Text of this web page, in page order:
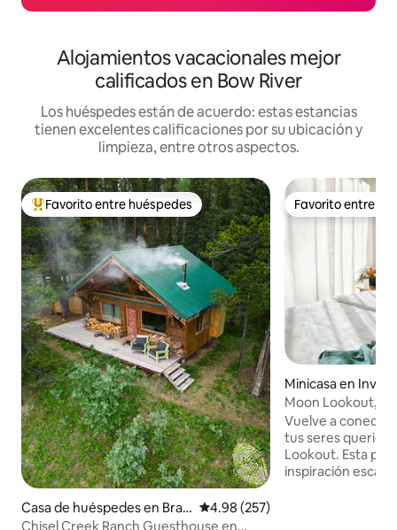
Alojamientos vacacionales mejor
calificados en Bow River
Los huéspedes están de acuerdo: estas estancias
tienen excelentes calificaciones por su ubicación y
limpieza, entre otros aspectos.
De los mejores en Favorito entre huéspedes
Favorito entre huéspedes
Casa de huéspedes en Brag
g Creek
Calificación promedio: 4.98 de
4.98 (257)
Chisel Creek Ranch Guesthouse en
Favorito entre
Favorito entre
Minicasa en
Moon Lookout,
con vistas
Vuelve a
tus seres
Lookout. Esta pequeña casa de
inspiración